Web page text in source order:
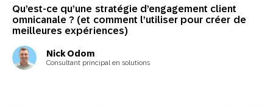
Qu’est-ce qu’une stratégie d’engagement client
omnicanale ? (et comment l’utiliser pour créer de
meilleures expériences)
Nick Odom
Consultant principal en solutions